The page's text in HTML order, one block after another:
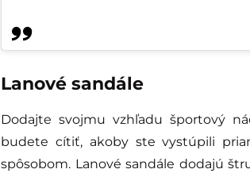
Lanové sandále
Dodajte svojmu vzhľadu športový
budete cítiť, akoby ste vystúpili
spôsobom. Lanové sandále dodajú